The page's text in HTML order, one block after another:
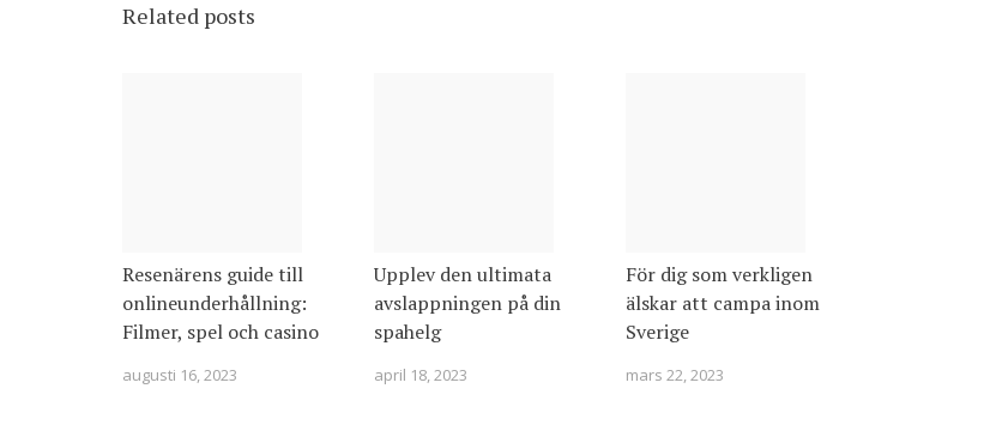
Related posts
Resenärens guide till
onlineunderhållning:
Filmer, spel och casino
augusti 16, 2023
Upplev den ultimata
avslappningen på din
spahelg
april 18, 2023
För dig som verkligen
älskar att campa inom
Sverige
mars 22, 2023